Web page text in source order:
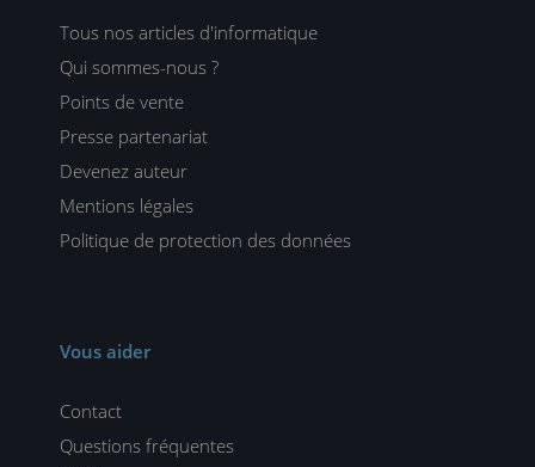
Tous nos articles d'informatique
Qui sommes-nous ?
Points de vente
Presse partenariat
Devenez auteur
Mentions légales
Politique de protection des données
Vous aider
Contact
Questions fréquentes